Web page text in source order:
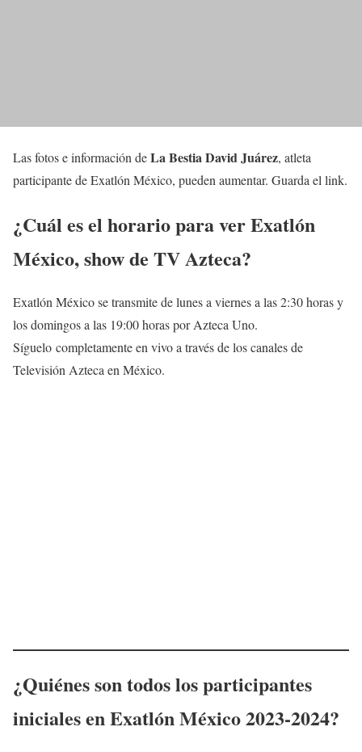
Las fotos e información deLa Bestia David Juárez, atleta
participante de Exatlón México, pueden aumentar. Guarda el link.
¿Cuál es el horario para ver Exatlón
México, show de TV Azteca?
Exatlón México se transmite de lunes a viernes a las 2:30 horas y
los domingos a las 19:00 horas por Azteca Uno.
Síguelo completamente en vivo a través de los canales de
Televisión Azteca en México.
¿Quiénes son todos los participantes
iniciales en Exatlón México 2023-2024?